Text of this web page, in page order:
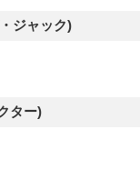
ジャック)
ター)